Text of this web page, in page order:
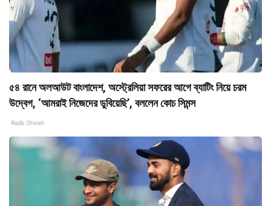
৫৪ রানে অলআউট বাংলাদেশ, অস্ট্রেলিয়া সফরের আগে ব্যাটিং নিয়ে চরম
উদ্বেগ, ‘আমরাই নিজেদের ডুবিয়েছি’, বললেন কোচ সিমন্স
Rajib Ghosh